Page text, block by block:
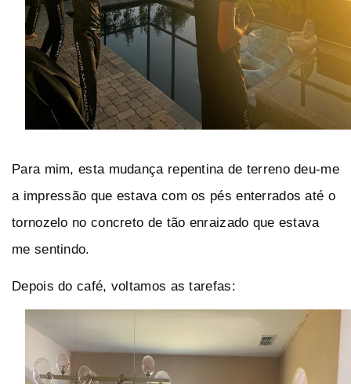
Para mim, esta mudança repentina de terreno deu-me
a impressão que estava com os pés enterrados até o
tornozelo no concreto de tão enraizado que estava
me sentindo.
Depois do café, voltamos as tarefas: